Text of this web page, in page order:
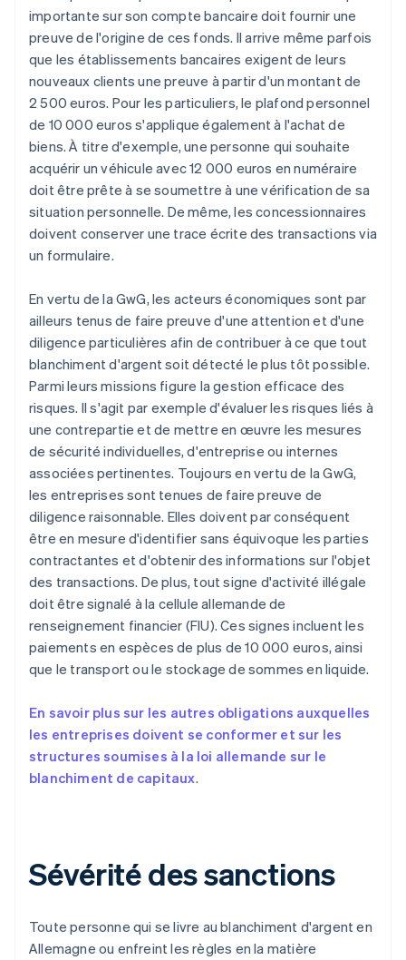
importante sur son compte bancaire doit fournir une
preuve de l'origine de ces fonds. Il arrive même parfois
que les établissements bancaires exigent de leurs
nouveaux clients une preuve à partir d'un montant de
2 500 euros. Pour les particuliers, le plafond personnel
de 10 000 euros s'applique également à l'achat de
biens. À titre d'exemple, une personne qui souhaite
acquérir un véhicule avec 12 000 euros en numéraire
doit être prête à se soumettre à une vérification de sa
situation personnelle. De même, les concessionnaires
doivent conserver une trace écrite des transactions via
un formulaire.
En vertu de la GwG, les acteurs économiques sont par
ailleurs tenus de faire preuve d'une attention et d'une
diligence particulières afin de contribuer à ce que tout
blanchiment d'argent soit détecté le plus tôt possible.
Parmi leurs missions figure la gestion efficace des
risques. Il s'agit par exemple d'évaluer les risques liés à
une contrepartie et de mettre en œuvre les mesures
de sécurité individuelles, d'entreprise ou internes
associées pertinentes. Toujours en vertu de la GwG,
les entreprises sont tenues de faire preuve de
diligence raisonnable. Elles doivent par conséquent
être en mesure d'identifier sans équivoque les parties
contractantes et d'obtenir des informations sur l'objet
des transactions. De plus, tout signe d'activité illégale
doit être signalé à la cellule allemande de
renseignement financier (FIU). Ces signes incluent les
paiements en espèces de plus de 10 000 euros, ainsi
que le transport ou le stockage de sommes en liquide.
En savoir plus sur les autres obligations auxquelles
les entreprises doivent se conformer et sur les
structures soumises à la loi allemande sur le
blanchiment de capitaux.
Sévérité des sanctions
Toute personne qui se livre au blanchiment d'argent en
Allemagne ou enfreint les règles en la matière